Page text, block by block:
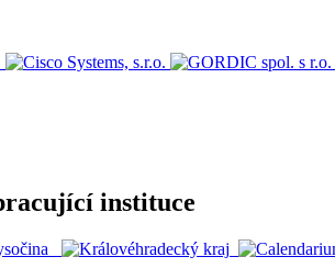
instituce